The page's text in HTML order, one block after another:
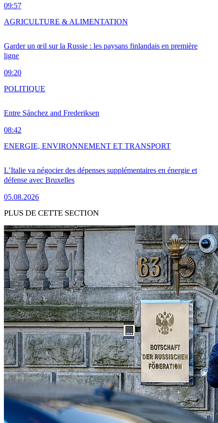
09:57
Garder un œil sur la Russie : les paysans finlandais en première
ligne
09:20
AGRICULTURE & ALIMENTATION
Entre Sánchez and Frederiksen
08:42
POLITIQUE
L’Italie va négocier des dépenses supplémentaires en énergie et
défense avec Bruxelles
05.08.2026
ENERGIE, ENVIRONNEMENT ET TRANSPORT
PLUS DE CETTE SECTION